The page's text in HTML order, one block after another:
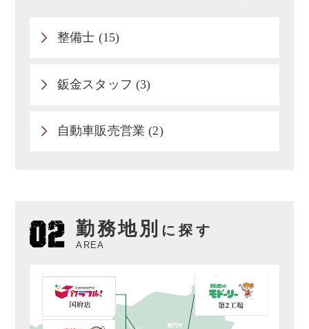
整備士 (15)
鈑金スタッフ (3)
自動車販売営業 (2)
勤務地別 に探す
AREA